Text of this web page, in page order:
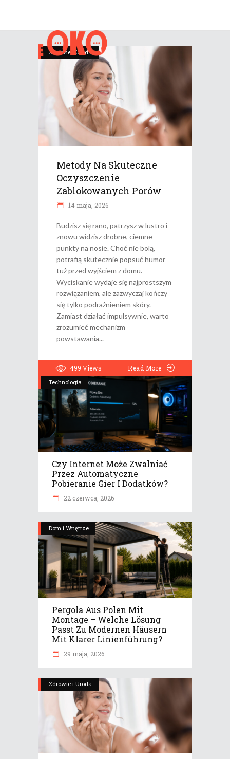
Zdrowie i Uroda
Metody Na Skuteczne
Oczyszczenie
Zablokowanych Porów
14 maja, 2026
Budzisz się rano, patrzysz w lustro i
znowu widzisz drobne, ciemne
punkty na nosie. Choć nie bolą,
potrafią skutecznie popsuć humor
tuż przed wyjściem z domu.
Wyciskanie wydaje się najprostszym
rozwiązaniem, ale zazwyczaj kończy
się tylko podrażnieniem skóry.
Zamiast działać impulsywnie, warto
zrozumieć mechanizm
powstawania
499 Views Read More
Technologia
Czy Internet Może Zwalniać
Przez Automatyczne
Pobieranie Gier I Dodatków?
22 czerwca, 2026
Dom i Wnętrze
Pergola Aus Polen Mit
Montage – Welche Lösung
Passt Zu Modernen Häusern
Mit Klarer Linienführung?
29 maja, 2026
Zdrowie i Uroda